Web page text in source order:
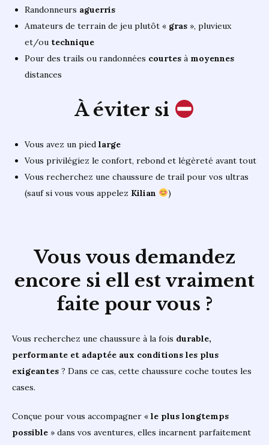
Randonneurs aguerris
Amateurs de terrain de jeu plutôt « gras », pluvieux
et/ou technique
Pour des trails ou randonnées courtes à moyennes
distances
À éviter si
Vous avez un pied large
Vous privilégiez le confort, rebond et légèreté avant tout
Vous recherchez une chaussure de trail pour vos ultras
(sauf si vous vous appelez Kilian )
Vous vous demandez
encore si ell est vraiment
faite pour vous ?
Vous recherchez une chaussure à la fois durable,
performante et adaptée aux conditions les plus
exigeantes ? Dans ce cas, cette chaussure coche toutes les
cases.
Conçue pour vous accompagner « le plus longtemps
possible » dans vos aventures, elles incarnent parfaitement